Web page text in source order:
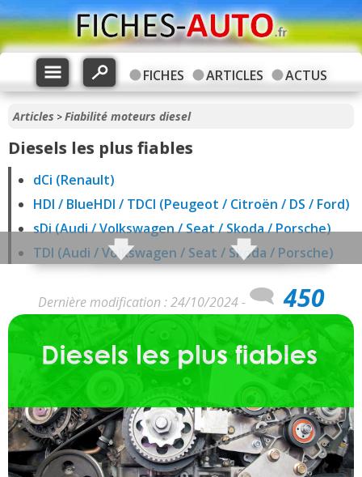
FICHES ARTICLES ACTUS
Articles >Fiabilité moteurs diesel
Diesels les plus fiables
dCi (Renault)
HDI / BlueHDI / TDCI (Peugeot / Citroën / DS / Ford)
sDi (Audi / Volkswagen / Seat / Skoda / Porsche)
TDI (Audi / Volkswagen / Seat / Skoda / Porsche)
CDTI (Opel)
D-4D (Toyota)
JTD / MJT / Multijet (Fiat / Alfa Romeo)
iDTEC (Honda)
CRDI (Hyundai / Kia)
Profil type d'un diesel fiable ?
Dernière modification : 24/10/2024 - 450